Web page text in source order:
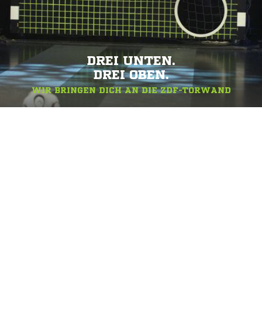
DREI UNTEN.
DREI OBEN.
WIR BRINGEN DICH AN DIE ZDF-TORWAND